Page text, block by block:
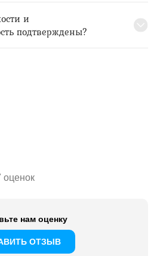
и
подтверждены?
оценок
нам оценку
ОТЗЫВ